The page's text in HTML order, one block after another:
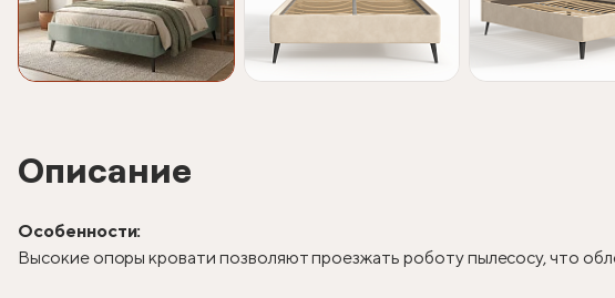
Описание
Особенности:
Высокие опоры кровати позволяют проезжать роботу пылесосу, что